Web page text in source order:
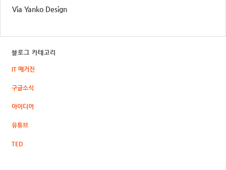
Via Yanko Design
블로그 카테고리
IT 매거진
구글소식
아이디어
유튜브
TED